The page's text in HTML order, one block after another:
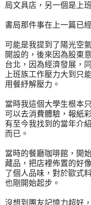
局文具店，另一個是上
書局那件事在上一篇已
可能是我提到了陽光空
開設的，後來因為股東
台北，因為經濟發展，
上班族工作壓力大到只
用餐紓解壓力。
當時我這個大學生根本
可以去消費體驗，報紙
有至今我找到的當年介
而已。
當時的餐廳咖啡館，開
藏品，把店裡佈置的好
了個人品味，對於歐式
也剛開始起步。
沒想到團友記憶力超好